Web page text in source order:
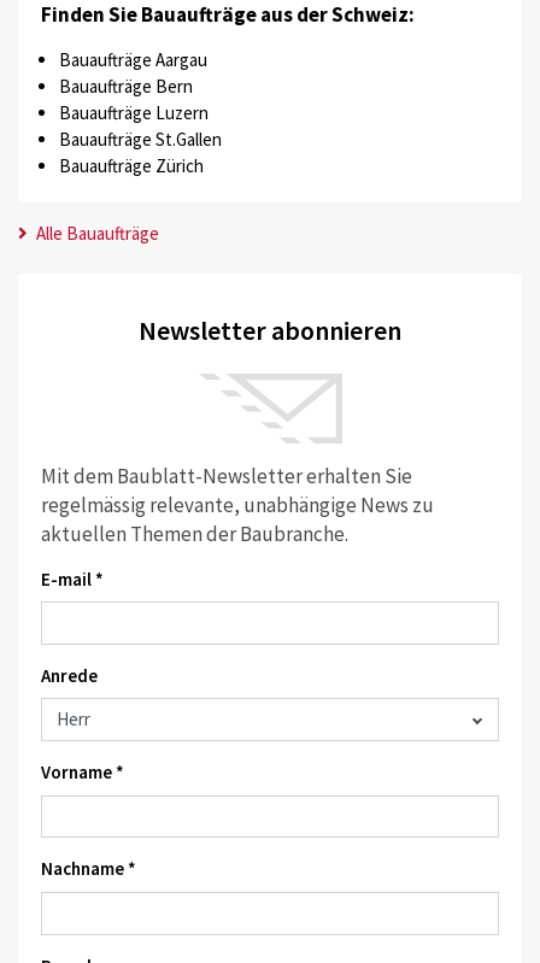
Finden Sie Bauaufträge aus der Schweiz:
Bauaufträge Aargau
Bauaufträge Bern
Bauaufträge Luzern
Bauaufträge St.Gallen
Bauaufträge Zürich
Alle Bauaufträge
Newsletter abonnieren
Mit dem Baublatt-Newsletter erhalten Sie
regelmässig relevante, unabhängige News zu
aktuellen Themen der Baubranche.
E-mail *
Anrede
Vorname *
Nachname *